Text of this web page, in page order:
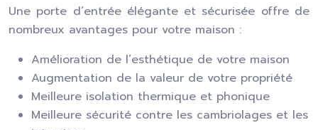
Une porte d’entrée élégante et sécurisée offre de
nombreux avantages pour votre maison :
Amélioration de l’esthétique de votre maison
Augmentation de la valeur de votre propriété
Meilleure isolation thermique et phonique
Meilleure sécurité contre les cambriolages et les